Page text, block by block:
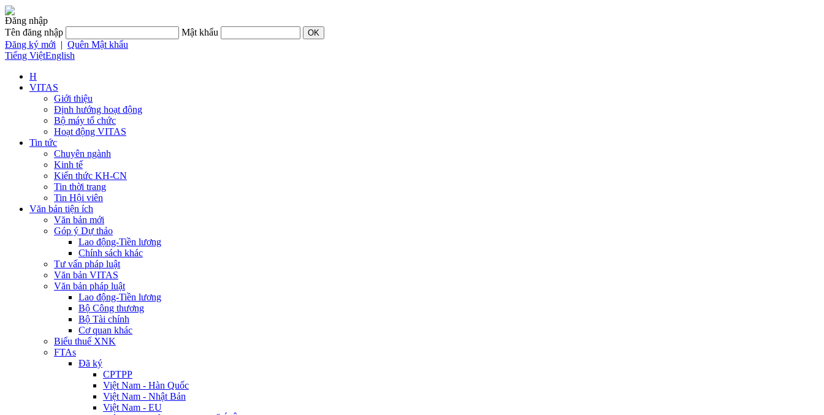
Đăng nhập
Tên đăng nhập
Mật khẩu
Đăng ký mới | Quên Mật khẩu
Tiếng ViệtEnglish
H
VITAS
Giới thiệu
Định hướng hoạt động
Bộ máy tổ chức
Hoạt động VITAS
Tin tức
Chuyên ngành
Kinh tế
Kiến thức KH-CN
Tin thời trang
Tin Hội viên
Văn bản tiện ích
Văn bản mới
Góp ý Dự thảo
Lao động-Tiền lương
Chính sách khác
Tư vấn pháp luật
Văn bản VITAS
Văn bản pháp luật
Lao động-Tiền lương
Bộ Công thương
Bộ Tài chính
Cơ quan khác
Biểu thuế XNK
FTAs
Đã ký
CPTPP
Việt Nam - Hàn Quốc
Việt Nam - Nhật Bản
Việt Nam - EU